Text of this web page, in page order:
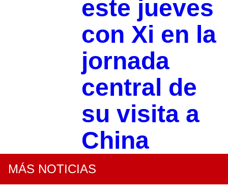
este jueves
con Xi en la
jornada
central de
su visita a
China
MÁS NOTICIAS